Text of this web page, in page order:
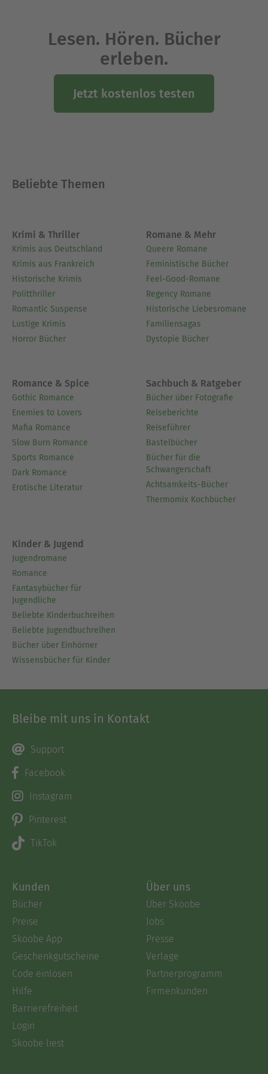
Lesen. Hören. Bücher
erleben.
Jetzt kostenlos testen
Beliebte Themen
Krimi & Thriller
Krimis aus Deutschland
Krimis aus Frankreich
Historische Krimis
Politthriller
Romantic Suspense
Lustige Krimis
Horror Bücher
Romane & Mehr
Queere Romane
Feministische Bücher
Feel-Good-Romane
Regency Romane
Historische Liebesromane
Familiensagas
Dystopie Bücher
Romance & Spice
Gothic Romance
Enemies to Lovers
Mafia Romance
Slow Burn Romance
Sports Romance
Dark Romance
Erotische Literatur
Sachbuch & Ratgeber
Bücher über Fotografie
Reiseberichte
Reiseführer
Bastelbücher
Bücher für die
Schwangerschaft
Achtsamkeits-Bücher
Thermomix Kochbücher
Kinder & Jugend
Jugendromane
Romance
Fantasybücher für
Jugendliche
Beliebte Kinderbuchreihen
Beliebte Jugendbuchreihen
Bücher über Einhörner
Wissensbücher für Kinder
Bleibe mit uns in Kontakt
Support
Facebook
Instagram
Pinterest
TikTok
Kunden
Bücher
Preise
Skoobe App
Geschenkgutscheine
Code einlösen
Hilfe
Barrierefreiheit
Login
Skoobe liest
Über uns
Über Skoobe
Jobs
Presse
Verlage
Partnerprogramm
Firmenkunden